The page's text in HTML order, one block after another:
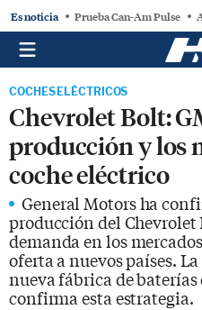
Es noticia Prueba Can-Am Pulse
COCHES ELÉCTRICOS
Chevrolet Bolt:
producción y los
coche eléctrico
General Motors ha
producción del
demanda en los
oferta a nuevos países.
nueva fábrica de
confirma esta estrategia.